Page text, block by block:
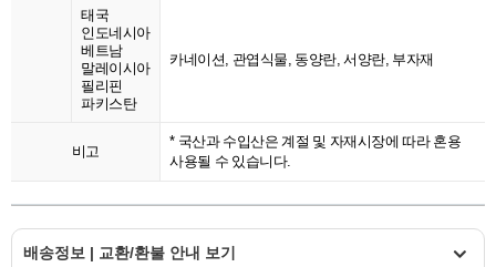
태국
인도네시아
베트남
말레이시아
필리핀
파키스탄
카네이션, 관엽식물, 동양란, 서양란, 부자재
비고
* 국산과 수입산은 계절 및 자재시장에 따라 혼용
사용될 수 있습니다.
배송정보 | 교환/환불 안내 보기